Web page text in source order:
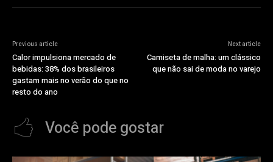
Previous article
Calor impulsiona mercado de
bebidas: 38% dos brasileiros
gastam mais no verão do que no
resto do ano
Next article
Camiseta de malha: um clássico
que não sai de moda no varejo
Você pode gostar